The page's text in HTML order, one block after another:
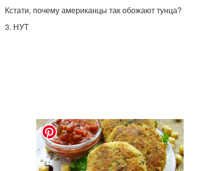
Кстати, почему американцы так обожают тунца?
3. НУТ